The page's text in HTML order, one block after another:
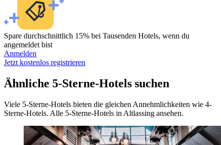
Spare durchschnittlich 15% bei Tausenden Hotels, wenn du
angemeldet bist
Anmelden
Jetzt kostenlos registrieren
Ähnliche 5-Sterne-Hotels suchen
Viele 5-Sterne-Hotels bieten die gleichen Annehmlichkeiten wie 4-
Sterne-Hotels. Alle 5-Sterne-Hotels in Altlassing ansehen.